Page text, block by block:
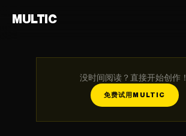
MULTIC
没时间阅读？直接开始创作！
免费试用MULTIC